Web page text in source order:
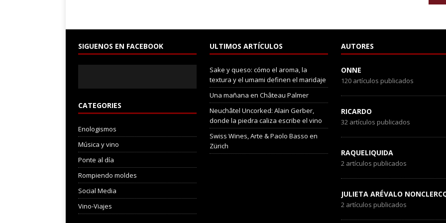
SIGUENOS EN FACEBOOK
CATEGORIES
Enologismos
Música y vino
Ponte al día
Rompiendo moldes
Social Media
Vino-Viajes
ULTIMOS ARTÍCULOS
Sake y queso: cómo el aroma, la
textura y el umami definen el maridaje
Una mañana en Château Palmer
Neuchâtel Uncorked: Alain Gerber,
donde la piedra caliza escribe el vino
Swiss Wines, Arte & Paolo Basso en
Zürich
AUTORES
ONNE
120 artículos publicados
RICARDO
32 artículos publicados
RAQUELIQUIDA
2 artículos publicados
JULIETA ARÉVALO
2 artículos publicados